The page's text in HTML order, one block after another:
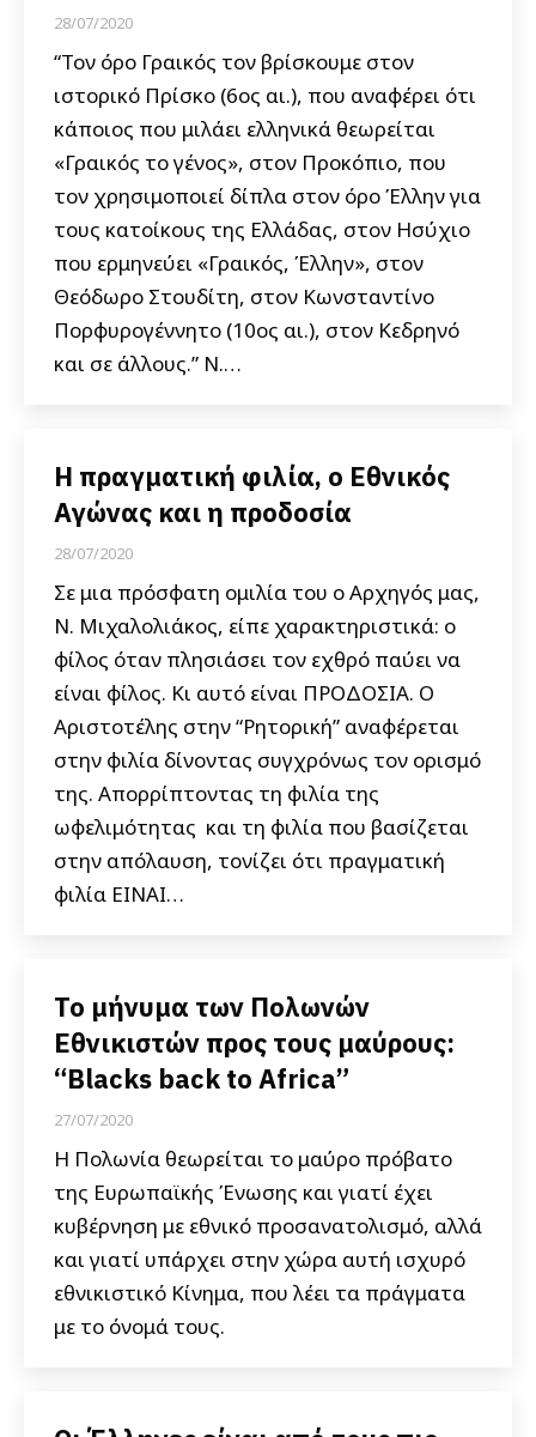
28/07/2020
“Τον όρο Γραικός τον βρίσκουμε στον
ιστορικό Πρίσκο (6ος αι.), που αναφέρει ότι
κάποιος που μιλάει ελληνικά θεωρείται
«Γραικός το γένος», στον Προκόπιο, που
τον χρησιμοποιεί δίπλα στον όρο Έλλην για
τους κατοίκους της Ελλάδας, στον Ησύχιο
που ερμηνεύει «Γραικός, Έλλην», στον
Θεόδωρο Στουδίτη, στον Κωνσταντίνο
Πορφυρογέννητο (10ος αι.), στον Κεδρηνό
και σε άλλους.” Ν.…
Η πραγματική φιλία, ο Εθνικός
Αγώνας και η προδοσία
28/07/2020
Σε μια πρόσφατη ομιλία του ο Αρχηγός μας,
Ν. Μιχαλολιάκος, είπε χαρακτηριστικά: ο
φίλος όταν πλησιάσει τον εχθρό παύει να
είναι φίλος. Κι αυτό είναι ΠΡΟΔΟΣΙΑ. Ο
Αριστοτέλης στην “Ρητορική” αναφέρεται
στην φιλία δίνοντας συγχρόνως τον ορισμό
της. Απορρίπτοντας τη φιλία της
ωφελιμότητας και τη φιλία που βασίζεται
στην απόλαυση, τονίζει ότι πραγματική
φιλία ΕΙΝΑΙ…
Το μήνυμα των Πολωνών
Εθνικιστών προς τους μαύρους:
“Blacks back to Africa”
27/07/2020
Η Πολωνία θεωρείται το μαύρο πρόβατο
της Ευρωπαϊκής Ένωσης και γιατί έχει
κυβέρνηση με εθνικό προσανατολισμό, αλλά
και γιατί υπάρχει στην χώρα αυτή ισχυρό
εθνικιστικό Κίνημα, που λέει τα πράγματα
με το όνομά τους.